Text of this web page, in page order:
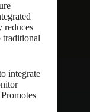
reduces
traditional
integrate